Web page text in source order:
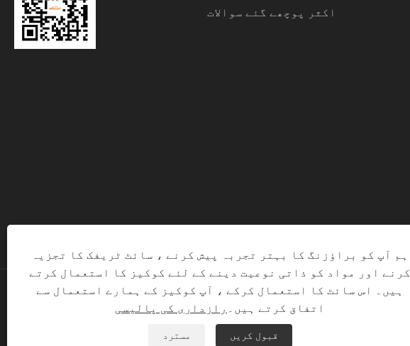
اکثر پوچھے گئے سوالات
کاپی رائٹ © 2026 Moxie Tech Co., Ltd. جملہ حقوق محفوظ ہیں۔
رازداری کی پالیسی
ہم آپ کو براؤزنگ کا بہتر تجربہ پیش کرنے ، سائٹ ٹریفک کا تجزیہ
کرنے اور مواد کو ذاتی نوعیت دینے کے لئے کوکیز کا استعمال کرتے
ہیں۔ اس سائٹ کا استعمال کرکے ، آپ کوکیز کے ہمارے استعمال سے
اتفاق کرتے ہیں۔ رازداری کی پالیسی
مسترد قبول کریں